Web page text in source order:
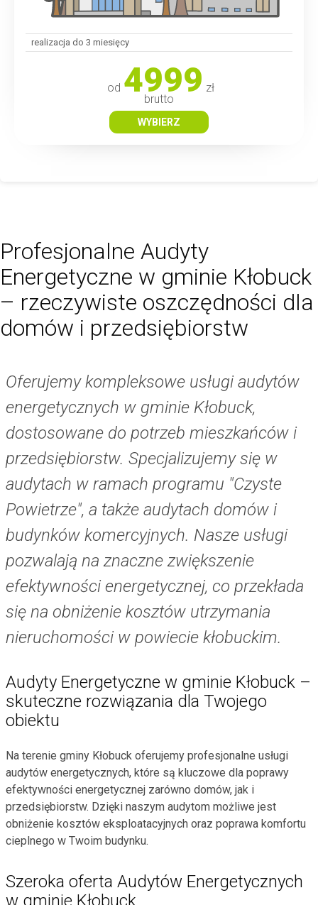
realizacja do 3 miesięcy
od 4999 zł
brutto
WYBIERZ
Profesjonalne Audyty
Energetyczne w gminie Kłobuck
– rzeczywiste oszczędności dla
domów i przedsiębiorstw
Oferujemy kompleksowe usługi audytów
energetycznych w gminie Kłobuck,
dostosowane do potrzeb mieszkańców i
przedsiębiorstw. Specjalizujemy się w
audytach w ramach programu "Czyste
Powietrze", a także audytach domów i
budynków komercyjnych. Nasze usługi
pozwalają na znaczne zwiększenie
efektywności energetycznej, co przekłada
się na obniżenie kosztów utrzymania
nieruchomości w powiecie kłobuckim.
Audyty Energetyczne w gminie Kłobuck –
skuteczne rozwiązania dla Twojego
obiektu
Na terenie gminy Kłobuck oferujemy profesjonalne usługi
audytów energetycznych, które są kluczowe dla poprawy
efektywności energetycznej zarówno domów, jak i
przedsiębiorstw. Dzięki naszym audytom możliwe jest
obniżenie kosztów eksploatacyjnych oraz poprawa komfortu
cieplnego w Twoim budynku.
Szeroka oferta Audytów Energetycznych
w gminie Kłobuck